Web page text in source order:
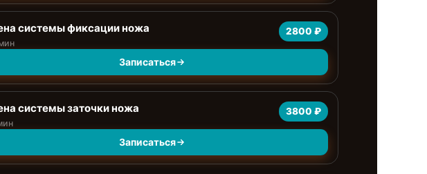
системы фиксации ножа 2800 ₽
Записаться
системы заточки ножа 3800 ₽
Записаться